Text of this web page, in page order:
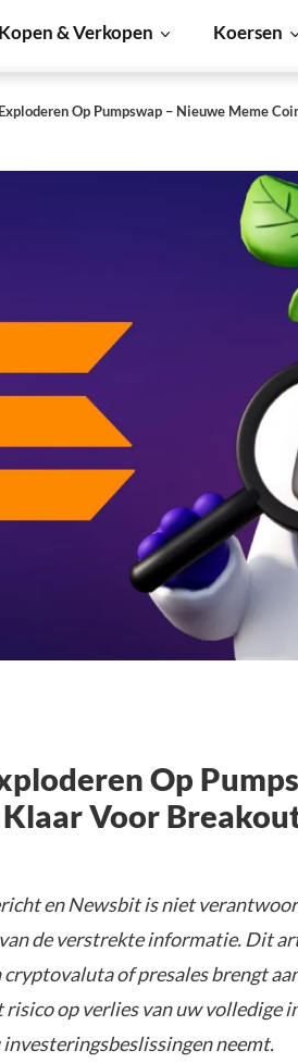
Kopen & Verkopen Koersen
Op Pumpswap – Nieuwe Meme
Op
Voor
en Newsbit is niet
de verstrekte informatie. Dit
of presales brengt
risico op verlies van uw volledige
neemt.